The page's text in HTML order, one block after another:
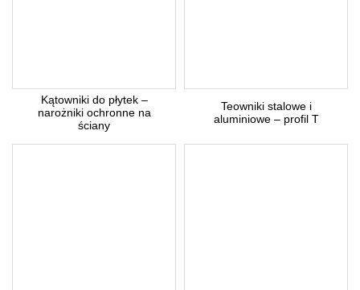
Kątowniki do płytek –
narożniki ochronne na
ściany
Teowniki stalowe i
aluminiowe – profil T